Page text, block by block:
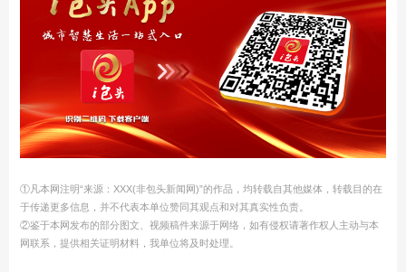
①凡本网注明“来源：XXX(非包头新闻网)”的作品，均转载自其他媒体，转载目的在
于传递更多信息，并不代表本单位赞同其观点和对其真实性负责。
②鉴于本网发布的部分图文、视频稿件来源于网络，如有侵权请著作权人主动与本
网联系，提供相关证明材料，我单位将及时处理。